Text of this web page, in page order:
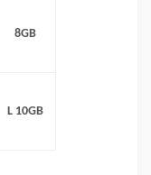
8GB
L 10GB